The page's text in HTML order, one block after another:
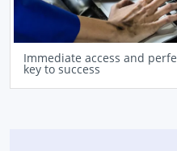
Immediate access and
key to success